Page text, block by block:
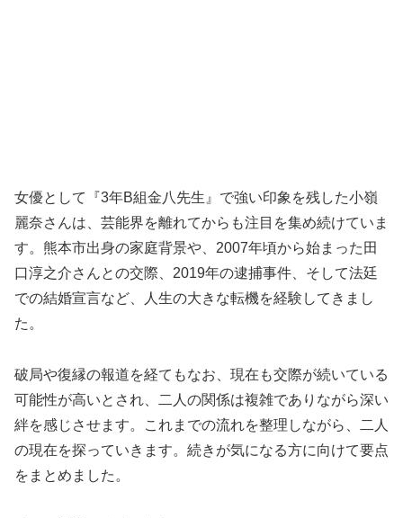
女優として『3年B組金八先生』で強い印象を残した小嶺
麗奈さんは、芸能界を離れてからも注目を集め続けていま
す。熊本市出身の家庭背景や、2007年頃から始まった田
口淳之介さんとの交際、2019年の逮捕事件、そして法廷
での結婚宣言など、人生の大きな転機を経験してきまし
た。
破局や復縁の報道を経てもなお、現在も交際が続いている
可能性が高いとされ、二人の関係は複雑でありながら深い
絆を感じさせます。これまでの流れを整理しながら、二人
の現在を探っていきます。続きが気になる方に向けて要点
をまとめました。